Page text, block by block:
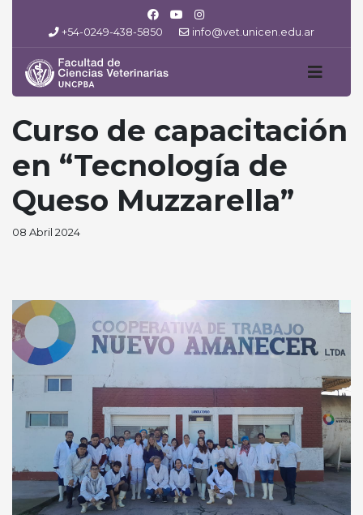
+54-0249-438-5850 info@vet.unicen.edu.ar
Curso de capacitación
en “Tecnología de
Queso Muzzarella”
08 Abril 2024